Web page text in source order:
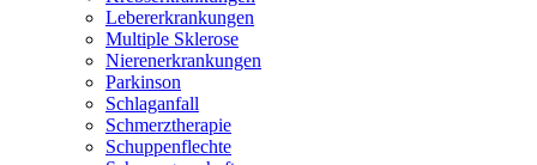
Lebererkrankungen
Multiple Sklerose
Nierenerkrankungen
Parkinson
Schlaganfall
Schmerztherapie
Schuppenflechte